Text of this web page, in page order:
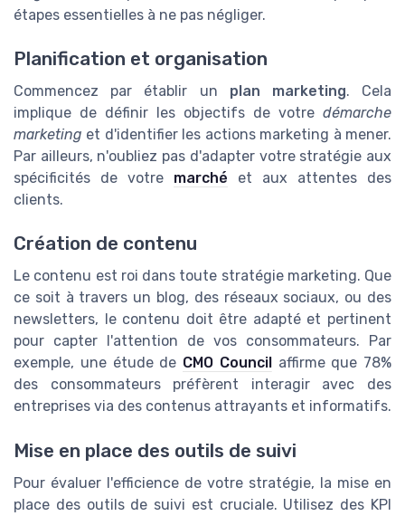
étapes essentielles à ne pas négliger.
Planification et organisation
Commencez par établir un plan marketing. Cela
implique de définir les objectifs de votre démarche
marketing et d'identifier les actions marketing à mener.
Par ailleurs, n'oubliez pas d'adapter votre stratégie aux
spécificités de votre marché et aux attentes des
clients.
Création de contenu
Le contenu est roi dans toute stratégie marketing. Que
ce soit à travers un blog, des réseaux sociaux, ou des
newsletters, le contenu doit être adapté et pertinent
pour capter l'attention de vos consommateurs. Par
exemple, une étude de CMO Council
affirme que 78%
des consommateurs préfèrent interagir avec des
entreprises via des contenus attrayants et informatifs.
Mise en place des outils de suivi
Pour évaluer l'efficience de votre stratégie, la mise en
place des outils de suivi est cruciale. Utilisez des KPI